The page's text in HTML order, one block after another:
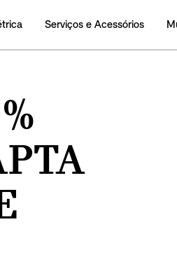
Serviços e Acessórios